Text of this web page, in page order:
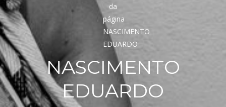
NASCIMENTO
EDUARDO